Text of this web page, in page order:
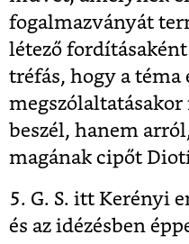
fogalmazványát
létező
tréfás, hogy a téma
beszél, hanem
magának cipőt
5. G. S. itt Kerényi
és az idézésben